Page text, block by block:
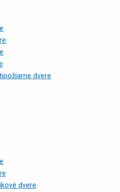
dvere
dvere